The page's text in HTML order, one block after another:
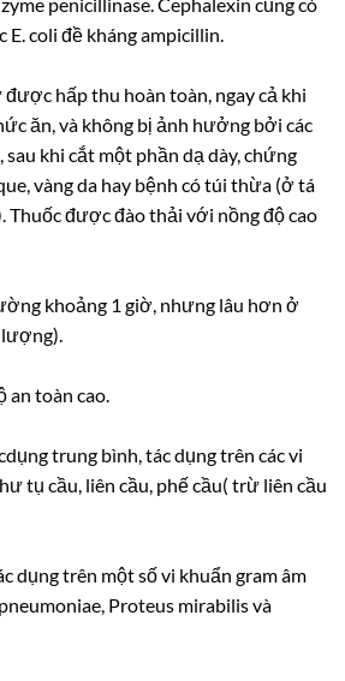
E. coli đề kháng ampicillin.
hấp thu hoàn toàn, ngay cả khi
ăn, và không bị ảnh hưởng bởi các
khi cắt một phần dạ dày, chứng
vàng da hay bệnh có túi thừa (ở tá
Thuốc được đào thải với nồng độ cao
khoảng 1 giờ, nhưng lâu hơn ở
lượng).
an toàn cao.
trung bình, tác dụng trên các vi
tụ cầu, liên cầu, phế cầu( trừ liên cầu
dụng trên một số vi khuẩn gram âm
Proteus mirabilis và